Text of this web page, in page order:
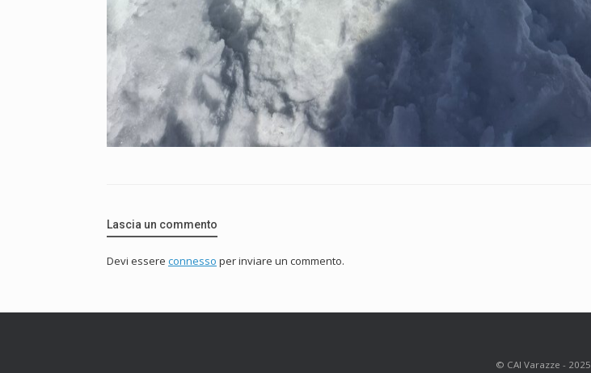
Lascia un commento
Devi essere connesso per inviare un commento.
© CAI Varazze - 2025